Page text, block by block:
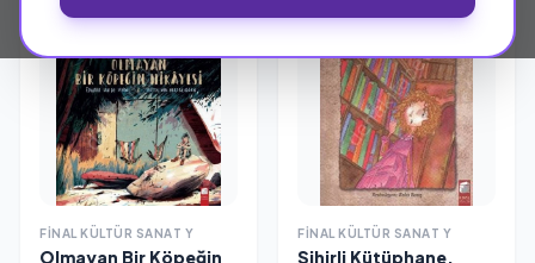
FINAL KÜLTÜR SANAT Y
Olmayan Bir Köpeğin
FINAL KÜLTÜR SANAT Y
Sihirli Kütüphane,